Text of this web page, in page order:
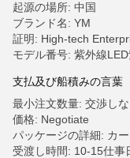
起源の場所: 中国
ブランド名: YM
証明: High-tech
モデル番号: 紫外線
支払及び船積みの言葉
最小注文数量: 交渉し
価格: Negotiate
パッケージの詳細: カ
受渡し時間: 10-15仕事